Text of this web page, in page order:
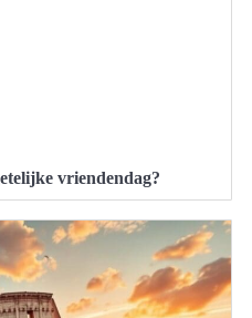
vriendendag?